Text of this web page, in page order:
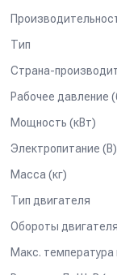
Тип
Страна-
Рабочее давление
Мощность (кВт)
Электропитание (В)
Масса (кг)
Тип двигателя
Обороты